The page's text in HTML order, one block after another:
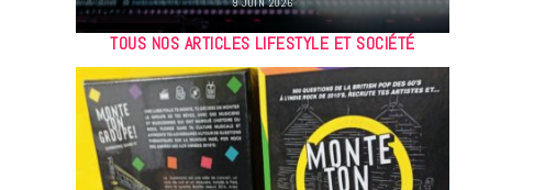
TOUS NOS ARTICLES LIFESTYLE ET SOCIÉTÉ